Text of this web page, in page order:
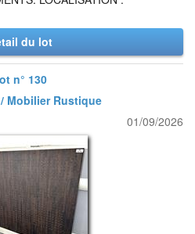
du lot
n° 130
Mobilier Rustique
01/09/2026